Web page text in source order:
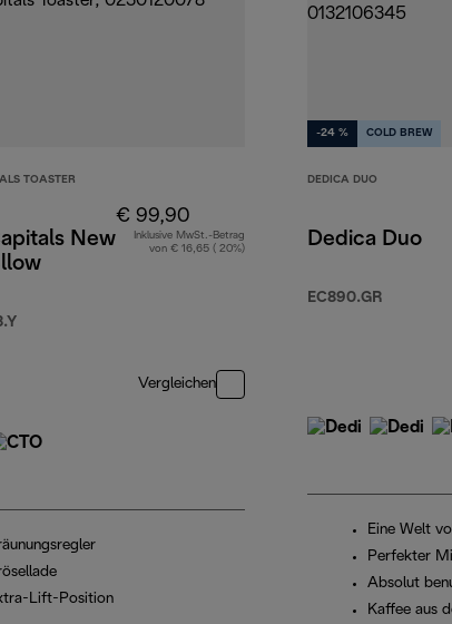
TOASTER
New
€ 99,90
Inklusive MwSt.-Betrag
von € 16,65 ( 20%)
Vergleichen
Lift-Position
-24 % COLD BREW
DEDICA DUO
Dedica Duo
EC890.GR
Eine Welt
Perfekter
Absolut
Kaffee aus